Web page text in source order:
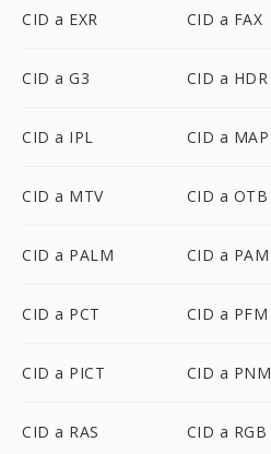
CID a EXR CID a FAX
CID a G3 CID a HDR
CID a IPL CID a MAP
CID a MTV CID a OTB
CID a PALM CID a PAM
CID a PCT CID a PFM
CID a PICT CID a PNM
CID a RAS CID a RGB